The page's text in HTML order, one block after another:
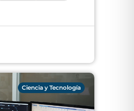
Ciencia y Tecnología